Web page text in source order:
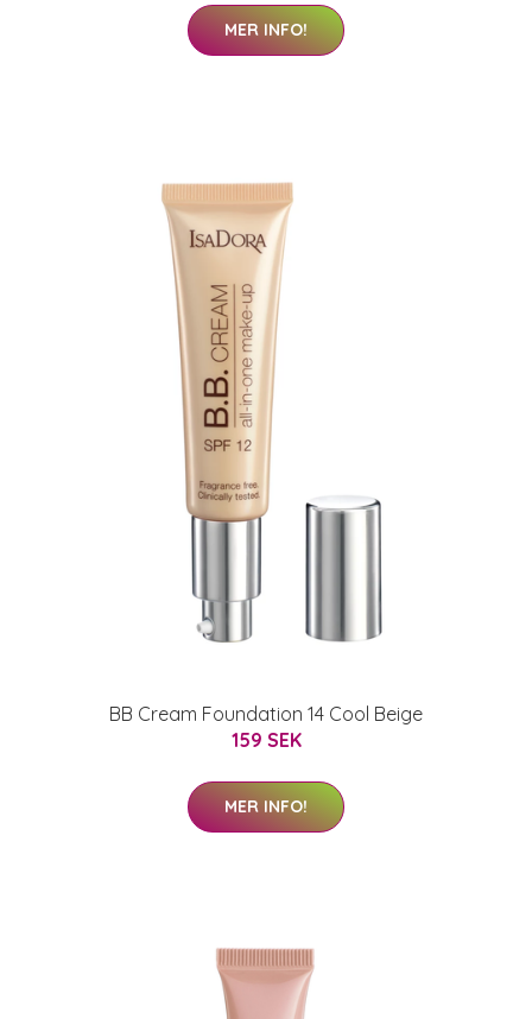
MER INFO!
BB Cream Foundation 14 Cool Beige
159 SEK
MER INFO!